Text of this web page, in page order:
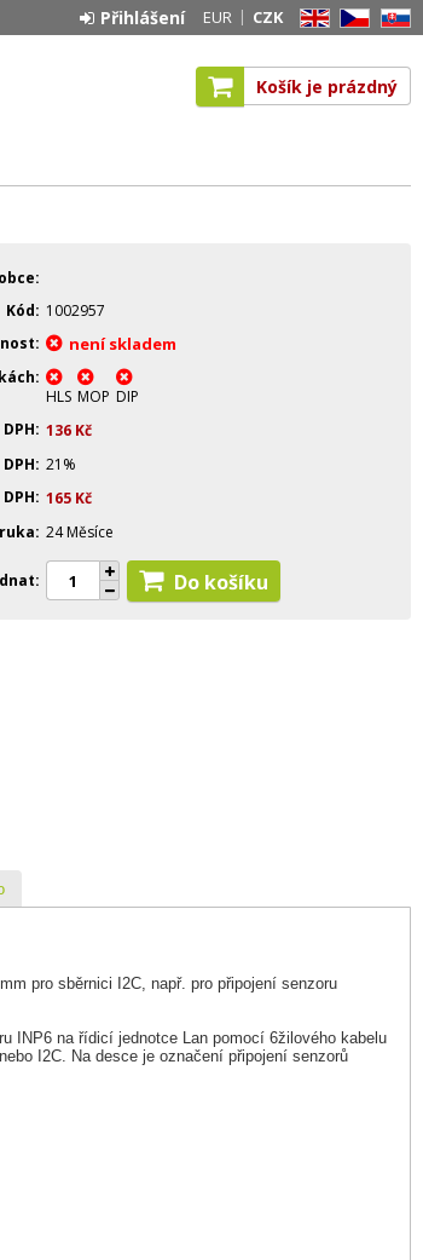
EN CZ SK
EUR CZK
Přihlášení
Košík je prázdný
Kód
1002957
není skladem
HLS MOP DIP
136 Kč
DPH 21%
165 Kč
24 Měsíce
Do košíku
pro sběrnici I2C, např. pro připojení senzoru
INP6 na řídicí jednotce Lan pomocí 6žilového kabelu
I2C. Na desce je označení připojení senzorů